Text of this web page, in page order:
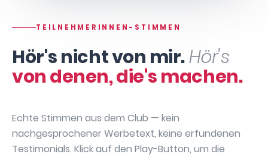
TEILNEHMERINNEN-STIMMEN
Hör's nicht von mir.Hör's
von denen, die's machen.
Echte Stimmen aus dem Club — kein
nachgesprochener Werbetext, keine erfundenen
Testimonials. Klick auf den Play-Button, um die